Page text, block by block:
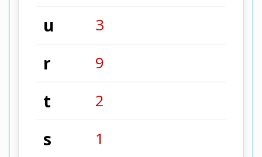
u 3
r 9
t 2
s 1